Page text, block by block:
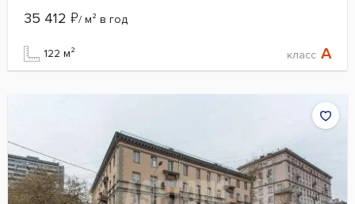
35 412 ₽/ м² в год
122 м² класс A